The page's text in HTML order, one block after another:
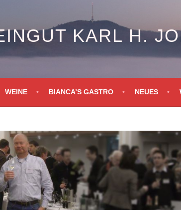
KARL H.
WEINE BIANCA’S GASTRO NEUES